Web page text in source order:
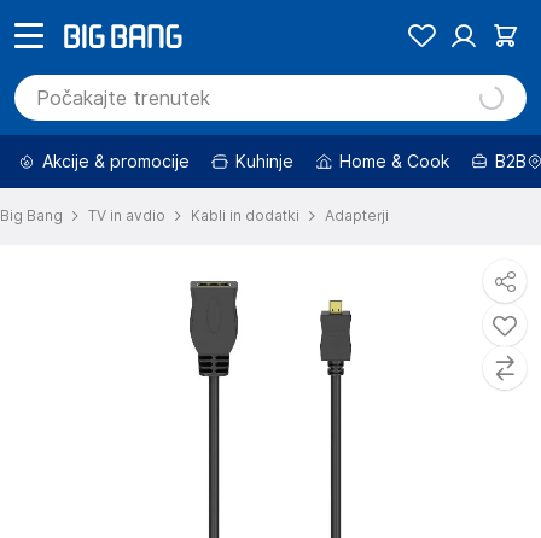
Akcije & promocije Kuhinje Home & Cook B2B
Big Bang TV in avdio Kabli in dodatki Adapterji